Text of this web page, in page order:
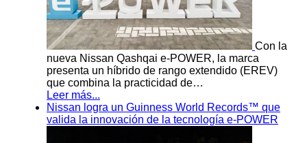
Con la
nueva Nissan Qashqai e-POWER, la marca
presenta un híbrido de rango extendido (EREV)
que combina la practicidad de…
Leer más...
Nissan logra un Guinness World Records™ que
valida la innovación de la tecnología e-POWER